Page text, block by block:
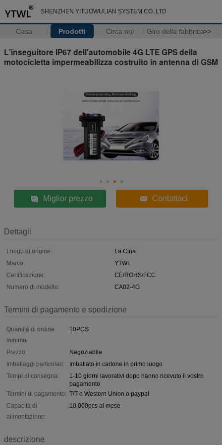
SHENZHEN YITUOWULIAN SYSTEM CO.,LTD
Casa Prodotti Circa noi Giro della fabbrica>>
L'inseguitore IP67 dell'automobile 4G LTE GPS della
motocicletta impermeabilizza costruito in antenna di GSM
Miglior prezzo Contattaci
Dettagli
Luogo di origine:
La Cina
Marca:
YTWL
Certificazione:
CE/ROHS/FCC
Numero di modello:
CA02-4G
Termini di pagamento e spedizione
Quantità di ordine
minimo:
10PCS
Prezzo:
Negoziabile
Imballaggi particolari:
Imballato in cartone in primo luogo
Tempi di consegna:
1-10 giorni lavorativi dopo hanno ricevuto il vostro
pagamento
Termini di pagamento: T/T o Western Union o paypal
Capacità di
alimentazione:
10,000pcs al mese
descrizione